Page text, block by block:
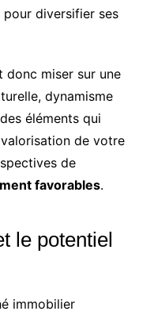
pour diversifier ses
donc miser sur une
dynamisme
éléments qui
de votre
de
favorables.
le potentiel
immobilier